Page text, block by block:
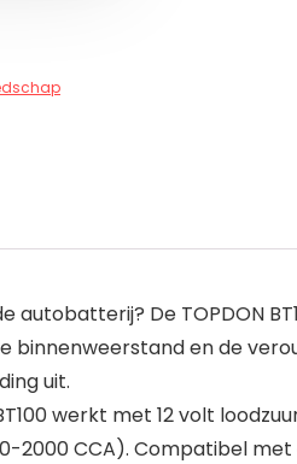
De TOPDON
binnenweerstand en de
uit.
werkt met 12 volt
2000 CCA). Compatibel met